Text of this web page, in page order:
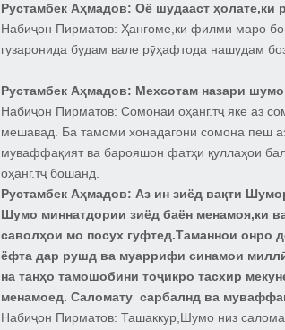
Рустамбек Аҳмадов: Оё шудааст ҳолате,ки
Набиҷон Пирматов: Ҳангоме,ки филми маро бо
гузаронида будам вале рӯҳафтода нашудам
Рустамбек Аҳмадов: Мехсотам назари
Набиҷон Пирматов: Сомонаи оҳанг.тҷ яке аз
мешавад. Ба тамоми хонадагони сомона пеш
муваффақият ва барояшон фатҳи қуллаҳои
оҳанг.тҷ бошанд.
Рустамбек Аҳмадов: Аз ин зиёд вақти
Шумо миннатдории зиёд баён менамоя,ки
саволҳои мо посух гуфтед.Таманнои
ёфта дар рушд ва муаррифи синамои
на танҳо тамошобини тоҷикро тасхир
менамоед. Саломату сарбалнд ва
Набиҷон Пирматов: Ташаккур,Шумо низ